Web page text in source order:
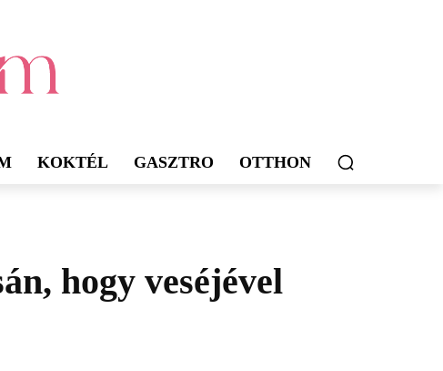
KOKTÉL GASZTRO OTTHON
hogy veséjével